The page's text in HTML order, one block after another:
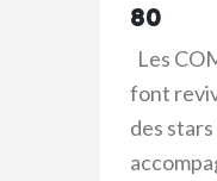
80
Les
font
des stars